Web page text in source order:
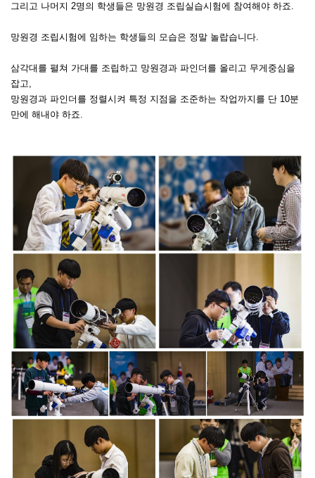
그리고 나머지 2명의 학생들은 망원경 조립실습시험에 참여해야 하죠.
망원경 조립시험에 임하는 학생들의 모습은 정말 놀랍습니다.
삼각대를 펼쳐 가대를 조립하고 망원경과 파인더를 올리고 무게중심을
잡고,
망원경과 파인더를 정렬시켜 특정 지점을 조준하는 작업까지를 단 10분
만에 해내야 하죠.